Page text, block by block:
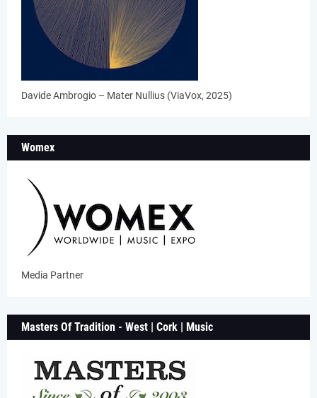
Davide Ambrogio – Mater Nullius (ViaVox, 2025)
Womex
Media Partner
Masters Of Tradition - West | Cork | Music